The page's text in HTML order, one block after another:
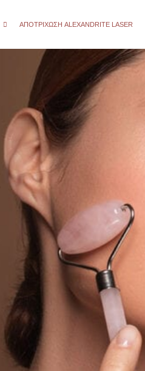
ΑΠΟΤΡΊΧΩΣΗ ALEXANDRITE LASER